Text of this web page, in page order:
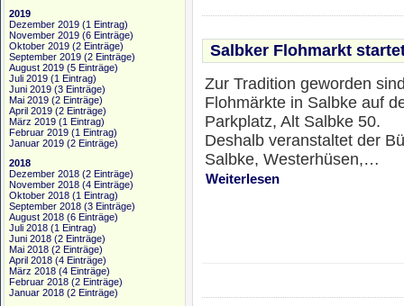
2019
Dezember 2019 (1 Eintrag)
November 2019 (6 Einträge)
Oktober 2019 (2 Einträge)
September 2019 (2 Einträge)
August 2019 (5 Einträge)
Juli 2019 (1 Eintrag)
Juni 2019 (3 Einträge)
Mai 2019 (2 Einträge)
April 2019 (2 Einträge)
März 2019 (1 Eintrag)
Februar 2019 (1 Eintrag)
Januar 2019 (2 Einträge)
2018
Dezember 2018 (2 Einträge)
November 2018 (4 Einträge)
Oktober 2018 (1 Eintrag)
September 2018 (3 Einträge)
August 2018 (6 Einträge)
Juli 2018 (1 Eintrag)
Juni 2018 (2 Einträge)
Mai 2018 (2 Einträge)
April 2018 (4 Einträge)
März 2018 (4 Einträge)
Februar 2018 (2 Einträge)
Januar 2018 (2 Einträge)
Salbker Flohmarkt
Zur Tradition geworden
Flohmärkte in Salbke auf
Parkplatz, Alt Salbke 50.
Deshalb veranstaltet der
Salbke, Westerhüsen,…
Weiterlesen